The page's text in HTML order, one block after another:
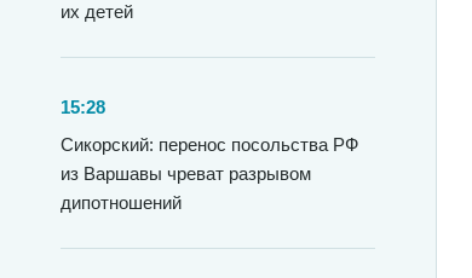
их детей
15:28
Сикорский: перенос посольства РФ
из Варшавы чреват разрывом
дипотношений